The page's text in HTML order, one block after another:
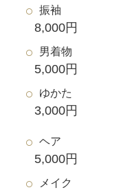
振袖
8,000円
男着物
5,000円
ゆかた
3,000円
ヘア
5,000円
メイク